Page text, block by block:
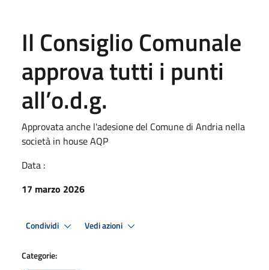
Il Consiglio Comunale
approva tutti i punti
all’o.d.g.
Approvata anche l'adesione del Comune di Andria nella
società in house AQP
Data :
17 marzo 2026
Condividi Vedi azioni
Categorie: